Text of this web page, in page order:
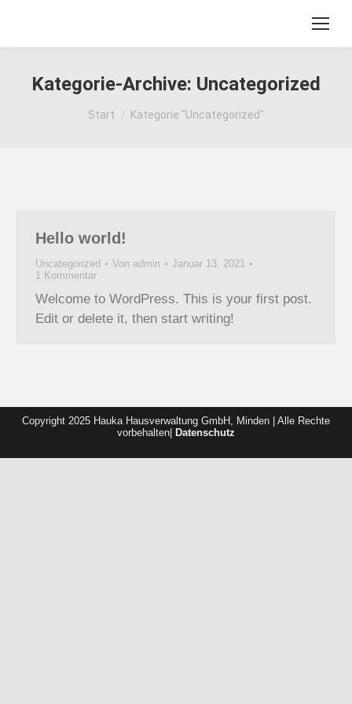
Kategorie-Archive: Uncategorized
Sie befinden sich hier:
Start Kategorie "Uncategorized"
Hello world!
Uncategorized Von admin
Januar 13, 2021
1 Kommentar
Welcome to WordPress. This is your first post.
Edit or delete it, then start writing!
Copyright 2025 Hauka Hausverwaltung GmbH, Minden | Alle Rechte
vorbehalten| Datenschutz